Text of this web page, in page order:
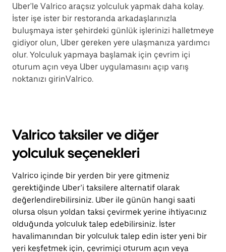
Uber'le Valrico araçsız yolculuk yapmak daha kolay.
İster işe ister bir restoranda arkadaşlarınızla
buluşmaya ister şehirdeki günlük işlerinizi halletmeye
gidiyor olun, Uber gereken yere ulaşmanıza yardımcı
olur. Yolculuk yapmaya başlamak için çevrim içi
oturum açın veya Uber uygulamasını açıp varış
noktanızı girinValrico.
Valrico taksiler ve diğer
yolculuk seçenekleri
Valrico içinde bir yerden bir yere gitmeniz
gerektiğinde Uber’i taksilere alternatif olarak
değerlendirebilirsiniz. Uber ile günün hangi saati
olursa olsun yoldan taksi çevirmek yerine ihtiyacınız
olduğunda yolculuk talep edebilirsiniz. İster
havalimanından bir yolculuk talep edin ister yeni bir
yeri keşfetmek için, çevrimiçi oturum açın veya